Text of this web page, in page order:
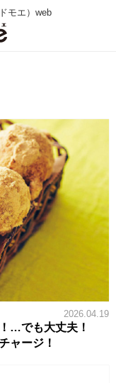
モエ）web
2026.04.19
…でも大丈夫！
ャージ！